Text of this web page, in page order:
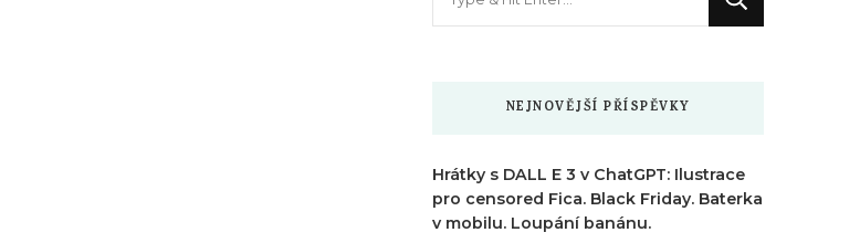
NEJNOVĚJŠÍ PŘÍSPĚVKY
Hrátky s DALL E 3 v ChatGPT: Ilustrace
pro censored Fica. Black Friday. Baterka
v mobilu. Loupání banánu.